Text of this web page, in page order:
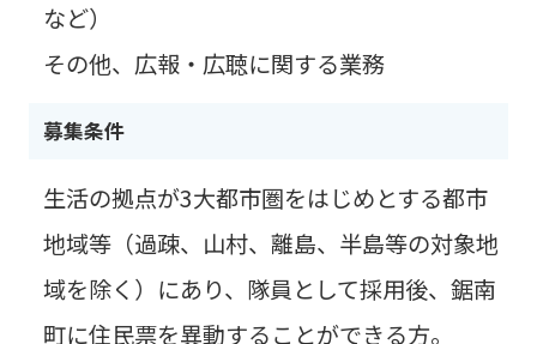
など）
その他、広報・広聴に関する業務
募集条件
生活の拠点が3大都市圏をはじめとする都市
地域等（過疎、山村、離島、半島等の対象地
域を除く）にあり、隊員として採用後、鋸南
町に住民票を異動することができる方。